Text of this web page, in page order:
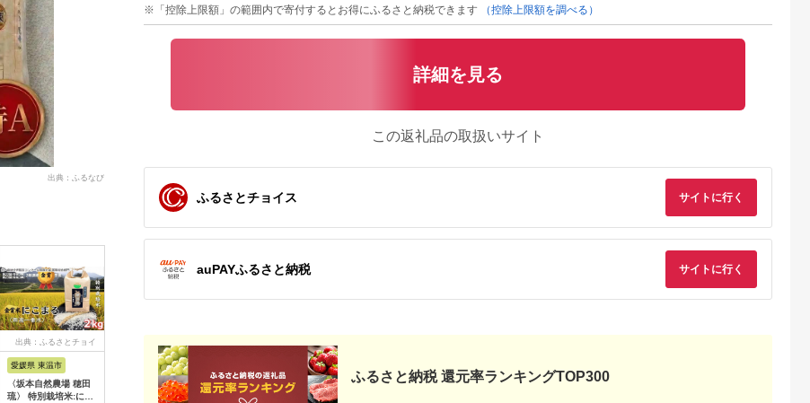
出典：ふるなび
出典：ふるさとチョイ
愛媛県 東温市
〈坂本自然農場 穂田
琉〉 特別栽培米:にこ
岩手県 盛岡市
銀河のしずく 10kg
5kg×2袋 米 定期便 3
税
【ふるさと納税】無洗
米 令和8年産 ゆめぴ
【令和7年産】南魚沼
【令和7年産】【定期
【ふるさと納税】【先
※「控除上限額」の範囲内で寄付するとお得にふるさと納税できます
（控除上限額を調べる）
詳細を見る
この返礼品の取扱いサイト
ふるさとチョイス サイトに行く
auPAYふるさと納税 サイトに行く
ふるさと納税 還元率ランキングTOP300